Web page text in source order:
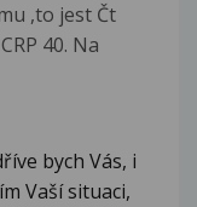
,to jest Čt
40. Na
bych Vás, i
Vaší situaci,